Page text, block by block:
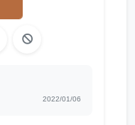
2022/01/06